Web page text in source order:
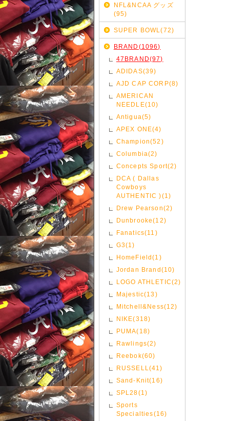
NFL&NCAA グッズ
(95)
SUPER BOWL(72)
BRAND(1096)
47BRAND(97)
ADIDAS(39)
AJD CAP CORP(8)
AMERICAN
NEEDLE(10)
Antigua(5)
APEX ONE(4)
Champion(52)
Columbia(2)
Concepts Sport(2)
DCA ( Dallas
Cowboys
AUTHENTIC )(1)
Drew Pearson(2)
Dunbrooke(12)
Fanatics(11)
G3(1)
HomeField(1)
Jordan Brand(10)
LOGO ATHLETIC(2)
Majestic(13)
Mitchell&Ness(12)
NIKE(318)
PUMA(18)
Rawlings(2)
Reebok(60)
RUSSELL(41)
Sand-Knit(16)
SPL28(1)
Sports
Specialties(16)